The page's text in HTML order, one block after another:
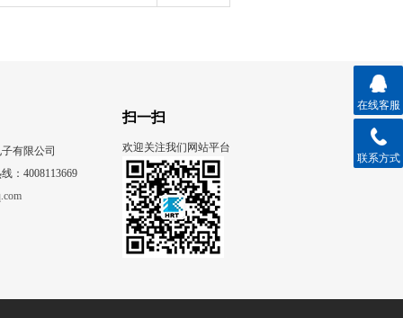
扫一扫
欢迎关注我们网站平台
有限公司
：4008113669
在线客服
联系方式